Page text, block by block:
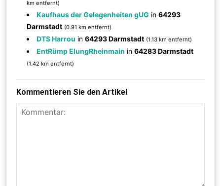
km entfernt)
Kaufhaus der Gelegenheiten gUG in64293
Darmstadt (0.91 km entfernt)
DTS Harrou in64293 Darmstadt (1.13 km entfernt)
EntRümp ElungRheinmain in64283 Darmstadt
(1.42 km entfernt)
Kommentieren Sie den Artikel